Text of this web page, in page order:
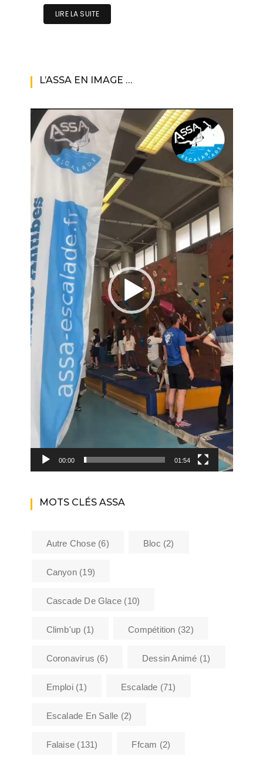
LIRE LA SUITE
L’ASSA EN IMAGE …
Lecteur
vidéo
00:00 01:54
MOTS CLÉS ASSA
Autre Chose(6) Bloc (2)
Canyon(19)
Cascade De Glace (10)
Climb'up (1) Compétition (32)
Coronavirus (6) Dessin Animé (1)
Emploi(1) Escalade (71)
Escalade En Salle (2)
Falaise (131) Ffcam (2)